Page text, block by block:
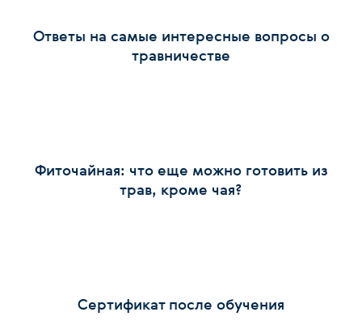
Ответы на самые интересные вопросы о
травничестве
Фиточайная: что еще можно готовить из
трав, кроме чая?
Сертификат после обучения